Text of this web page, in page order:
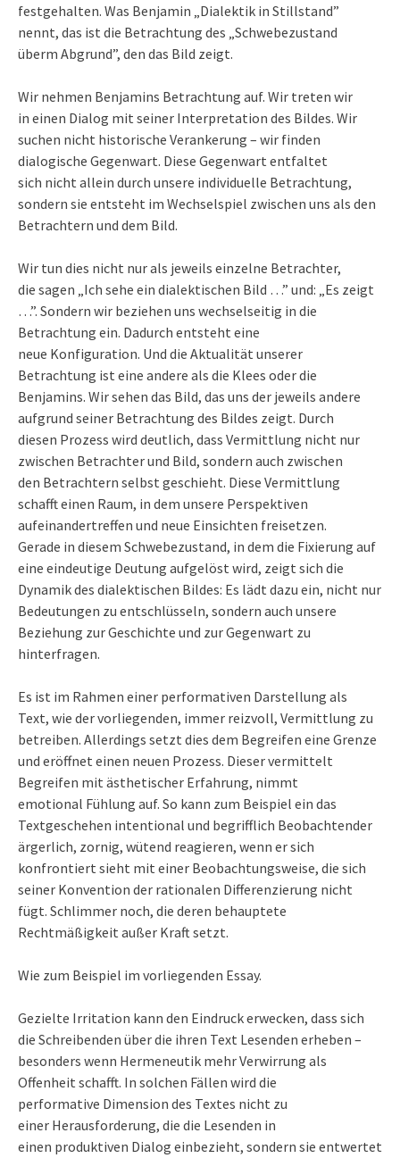
festgehalten. Was Benjamin „Dialektik in Stillstand”
nennt, das ist die Betrachtung des „Schwebezustand
überm Abgrund”, den das Bild zeigt.
Wir nehmen Benjamins Betrachtung auf. Wir treten wir
in einen Dialog mit seiner Interpretation des Bildes. Wir
suchen nicht historische Verankerung – wir finden
dialogische Gegenwart. Diese Gegenwart entfaltet
sich nicht allein durch unsere individuelle Betrachtung,
sondern sie entsteht im Wechselspiel zwischen uns als den
Betrachtern und dem Bild.
Wir tun dies nicht nur als jeweils einzelne Betrachter,
die sagen „Ich sehe ein dialektischen Bild …” und: „Es zeigt
…”. Sondern wir beziehen uns wechselseitig in die
Betrachtung ein. Dadurch entsteht eine
neue Konfiguration. Und die Aktualität unserer
Betrachtung ist eine andere als die Klees oder die
Benjamins. Wir sehen das Bild, das uns der jeweils andere
aufgrund seiner Betrachtung des Bildes zeigt. Durch
diesen Prozess wird deutlich, dass Vermittlung nicht nur
zwischen Betrachter und Bild, sondern auch zwischen
den Betrachtern selbst geschieht. Diese Vermittlung
schafft einen Raum, in dem unsere Perspektiven
aufeinandertreffen und neue Einsichten freisetzen.
Gerade in diesem Schwebezustand, in dem die Fixierung auf
eine eindeutige Deutung aufgelöst wird, zeigt sich die
Dynamik des dialektischen Bildes: Es lädt dazu ein, nicht nur
Bedeutungen zu entschlüsseln, sondern auch unsere
Beziehung zur Geschichte und zur Gegenwart zu
hinterfragen.
Es ist im Rahmen einer performativen Darstellung als
Text, wie der vorliegenden, immer reizvoll, Vermittlung zu
betreiben. Allerdings setzt dies dem Begreifen eine Grenze
und eröffnet einen neuen Prozess. Dieser vermittelt
Begreifen mit ästhetischer Erfahrung, nimmt
emotional Fühlung auf. So kann zum Beispiel ein das
Textgeschehen intentional und begrifflich Beobachtender
ärgerlich, zornig, wütend reagieren, wenn er sich
konfrontiert sieht mit einer Beobachtungsweise, die sich
seiner Konvention der rationalen Differenzierung nicht
fügt. Schlimmer noch, die deren behauptete
Rechtmäßigkeit außer Kraft setzt.
Wie zum Beispiel im vorliegenden Essay.
Gezielte Irritation kann den Eindruck erwecken, dass sich
die Schreibenden über die ihren Text Lesenden erheben –
besonders wenn Hermeneutik mehr Verwirrung als
Offenheit schafft. In solchen Fällen wird die
performative Dimension des Textes nicht zu
einer Herausforderung, die die Lesenden in
einen produktiven Dialog einbezieht, sondern sie entwertet